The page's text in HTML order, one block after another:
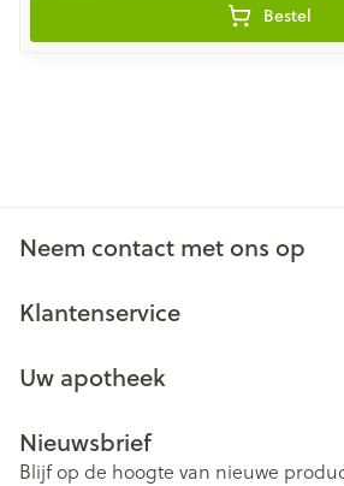
Bestel
Neem contact met ons op
Klantenservice
Uw apotheek
Nieuwsbrief
Blijf op de hoogte van nieuwe